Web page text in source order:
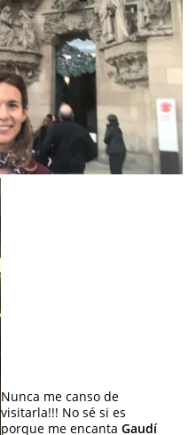
Nunca me canso de
visitarla!!! No sé si es
porque me encanta Gaudí